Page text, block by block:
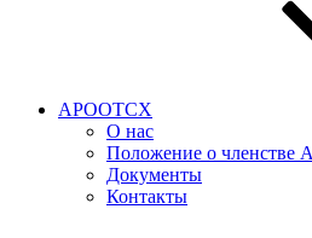
АРООТСХ
О нас
Положение о
Документы
Контакты